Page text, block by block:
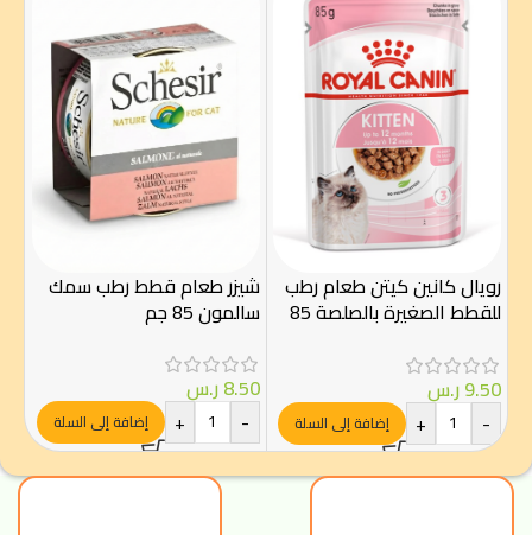
رويال كانين كيتن طعام رطب
للقطط الصغيرة بالصلصة 85
9.50ر.س
-
+ إضافة إلى السلة
شيزر طعام قطط رطب سمك
سالمون 85 جم
8.50ر.س
-
+ إضافة إلى السلة